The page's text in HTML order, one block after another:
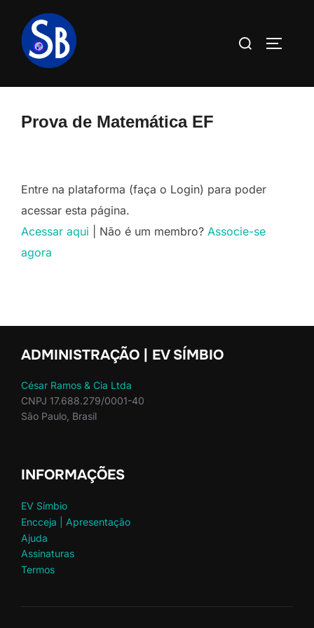
para
conteúdo
Pesquisar
Prova de Matemática EF
Entre na plataforma (faça o Login) para poder
acessar esta página.
Acessar aqui | Não é um membro? Associe-se
agora
ADMINISTRAÇÃO | EV SÍMBIO
César Ramos & Cia Ltda
CNPJ 17.688.279/0001-40
São Paulo, Brasil
INFORMAÇÕES
EV Símbio
Encceja | Apresentação
Ajuda
Assinaturas
Termos